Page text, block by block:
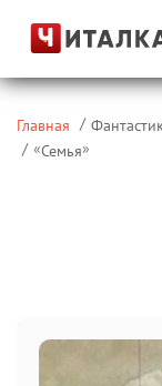
Главная
«Семья»